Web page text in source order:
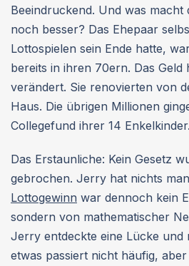
Beeindruckend. Und was macht
noch besser? Das Ehepaar
Lottospielen sein Ende hatte,
bereits in ihren 70ern. Das Geld
verändert. Sie renovierten von
Haus. Die übrigen Millionen
Collegefund ihrer 14 Enkelkinder.
Das Erstaunliche: Kein Gesetz
gebrochen. Jerry hat nichts
Lottogewinn war dennoch kein
sondern von mathematischer
Jerry entdeckte eine Lücke und
etwas passiert nicht häufig,